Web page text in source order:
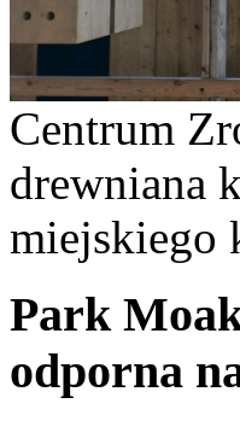
Centrum
drewniana
miejskiego
Park
odporna